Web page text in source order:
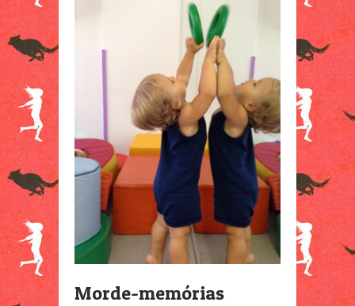
Morde-memórias